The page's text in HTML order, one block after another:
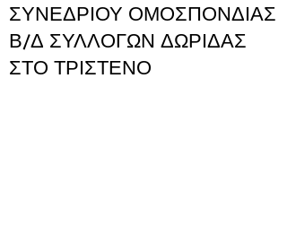
ΣΥΝΕΔΡΙΟΥ ΟΜΟΣΠΟΝΔΙΑΣ
Β/Δ ΣΥΛΛΟΓΩΝ ΔΩΡΙΔΑΣ
ΣΤΟ ΤΡΙΣΤΕΝΟ